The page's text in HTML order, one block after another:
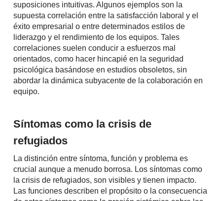
suposiciones intuitivas. Algunos ejemplos son la
supuesta correlación entre la satisfacción laboral y el
éxito empresarial o entre determinados estilos de
liderazgo y el rendimiento de los equipos. Tales
correlaciones suelen conducir a esfuerzos mal
orientados, como hacer hincapié en la seguridad
psicológica basándose en estudios obsoletos, sin
abordar la dinámica subyacente de la colaboración en
equipo.
Síntomas como la crisis de
refugiados
La distinción entre síntoma, función y problema es
crucial aunque a menudo borrosa. Los síntomas como
la crisis de refugiados, son visibles y tienen impacto.
Las funciones describen el propósito o la consecuencia